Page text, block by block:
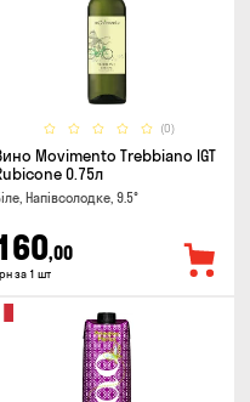
(0)
Movimento Trebbiano IGT
0.75л
Напівсолодке, 9.5°
,00
за 1 шт